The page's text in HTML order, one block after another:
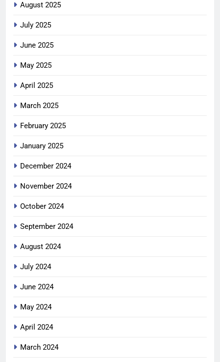
August 2025
July 2025
June 2025
May 2025
April 2025
March 2025
February 2025
January 2025
December 2024
November 2024
October 2024
September 2024
August 2024
July 2024
June 2024
May 2024
April 2024
March 2024